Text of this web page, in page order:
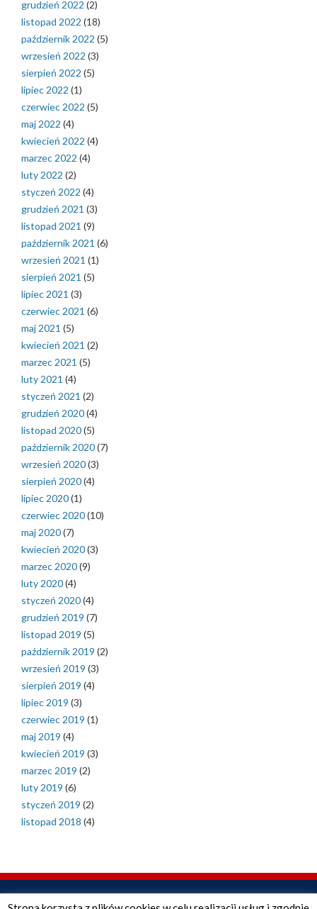
grudzień 2022 (2)
listopad 2022 (18)
październik 2022 (5)
wrzesień 2022 (3)
sierpień 2022 (5)
lipiec 2022 (1)
czerwiec 2022 (5)
maj 2022 (4)
kwiecień 2022 (4)
marzec 2022 (4)
luty 2022 (2)
styczeń 2022 (4)
grudzień 2021 (3)
listopad 2021 (9)
październik 2021 (6)
wrzesień 2021 (1)
sierpień 2021 (5)
lipiec 2021 (3)
czerwiec 2021 (6)
maj 2021 (5)
kwiecień 2021 (2)
marzec 2021 (5)
luty 2021 (4)
styczeń 2021 (2)
grudzień 2020(4)
listopad 2020(5)
październik 2020(7)
wrzesień 2020(3)
sierpień 2020(4)
lipiec 2020(1)
czerwiec 2020(10)
maj 2020(7)
kwiecień 2020(3)
marzec 2020(9)
luty 2020(4)
styczeń 2020(4)
grudzień 2019 (7)
listopad 2019 (5)
październik 2019 (2)
wrzesień 2019 (3)
sierpień 2019 (4)
lipiec 2019 (3)
czerwiec 2019 (1)
maj 2019 (4)
kwiecień 2019 (3)
marzec 2019 (2)
luty 2019 (6)
styczeń 2019 (2)
listopad 2018 (4)